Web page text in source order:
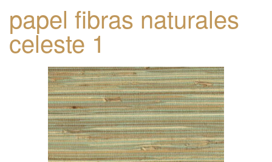
papel fibras naturales
celeste 1